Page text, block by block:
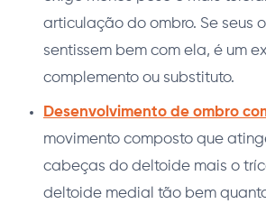
articulação do ombro. Se seus
sentissem bem com ela, é um
complemento ou substituto.
Desenvolvimento de ombro
movimento composto que
cabeças do deltoide mais o
deltoide medial tão bem